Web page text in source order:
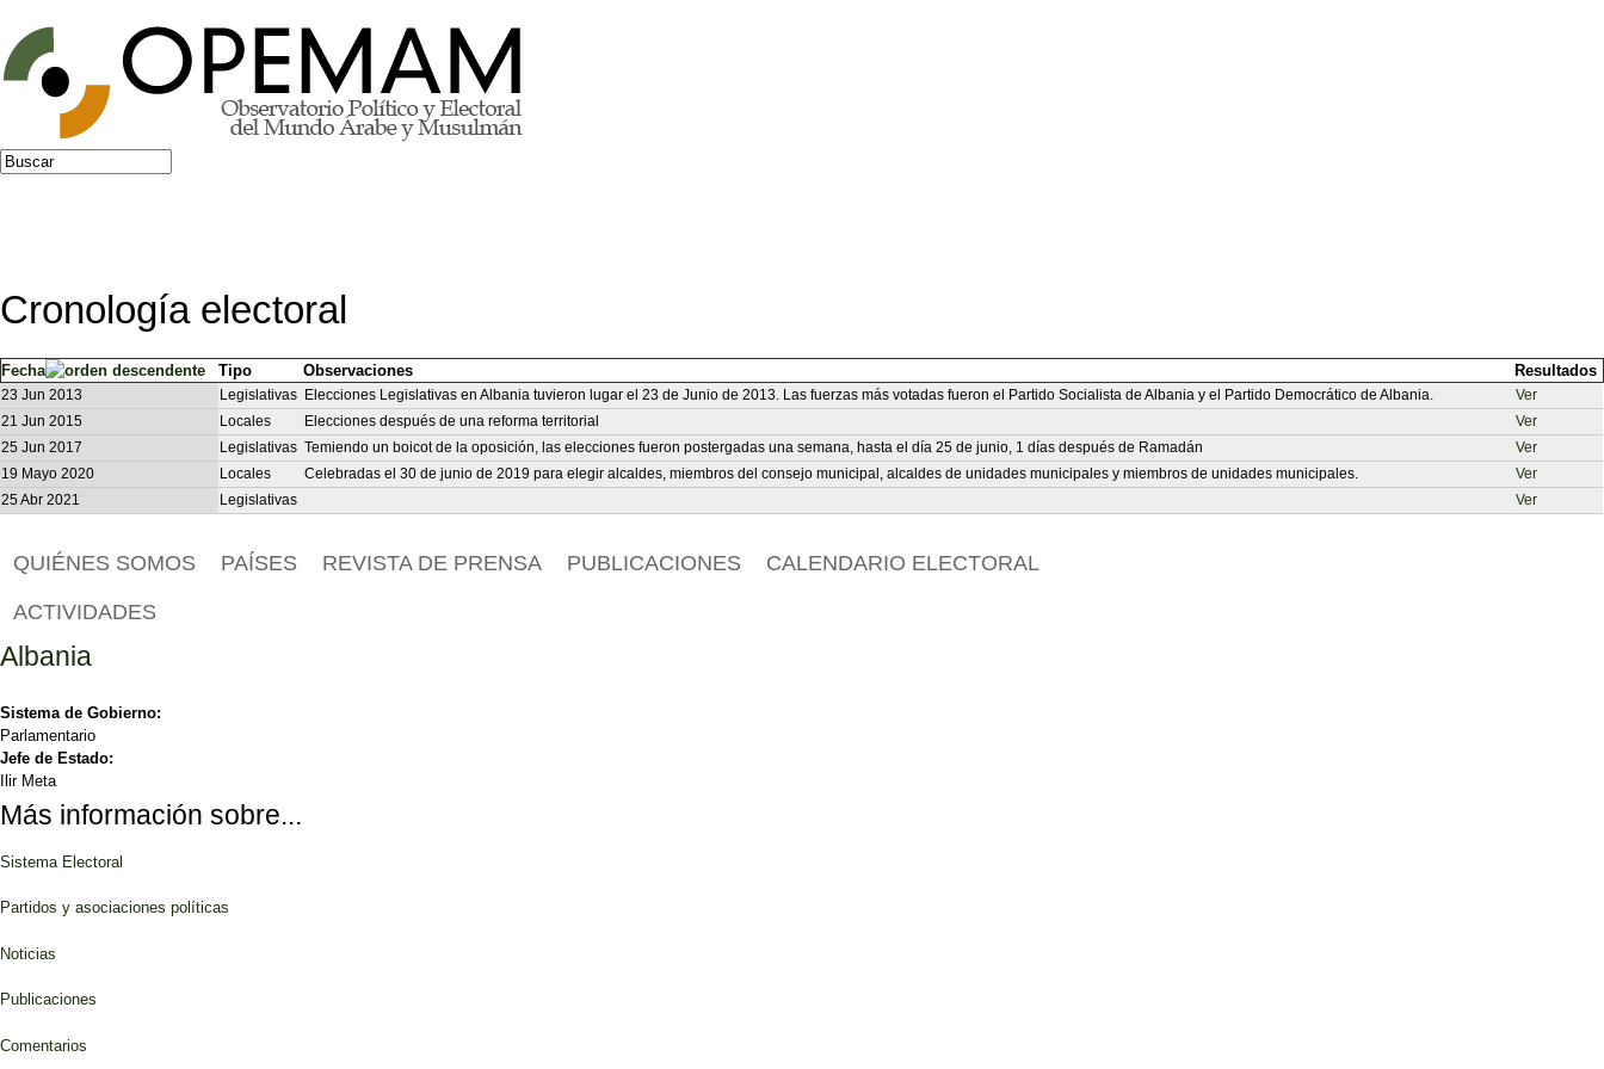
Jump to navigation
Formulario de búsqueda
Buscar
Cronología electoral
Fecha Tipo Observaciones Resultados
23 Jun 2013 Legislativas Elecciones Legislativas en Albania tuvieron lugar el 23 de Junio de 2013. Las fuerzas más votadas fueron el Partido Socialista de Albania y el Partido Democrático de Albania.
Ver
21 Jun 2015
Locales Elecciones después de una reforma territorial
Ver
25 Jun 2017
Legislativas Temiendo un boicot de la oposición, las elecciones fueron postergadas una semana, hasta el día 25 de junio, 1 días después de Ramadán
Ver
19 Mayo 2020
Locales Celebradas el 30 de junio de 2019 para elegir alcaldes, miembros del consejo municipal, alcaldes de unidades municipales y miembros de unidades municipales.
Ver
25 Abr 2021
Legislativas Ver
QUIÉNES SOMOS PAÍSES REVISTA DE PRENSA PUBLICACIONES CALENDARIO ELECTORAL
ACTIVIDADES
Albania
Sistema de Gobierno:
Parlamentario
Jefe de Estado:
Ilir Meta
Más información sobre...
Sistema Electoral
Partidos y asociaciones políticas
Noticias
Publicaciones
Comentarios